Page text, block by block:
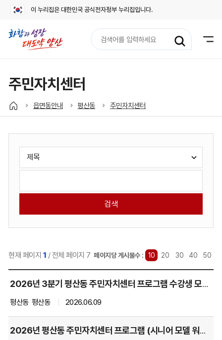
이 누리집은 대한민국 공식전자정부 누리집입니다.
검
색
주민자치센터
읍면동안내 평산동 주민자치센터
게
판
검
유
택:
어
입
현재 페이지 1 / 전체 페이지 7 페이지당 게시물수 : 10선
됨
20 30 40 50
민
자
터
2026년 3분기 평산동 주민자치센터 프로그램 수강생 모집 공고
평산동 평산동 2026.06.09
2026년 평산동 주민자치센터 프로그램 (시니어 모델 워킹) 강사 모집